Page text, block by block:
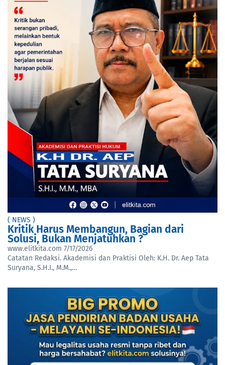
( NEWS )
Kritik Harus Membangun, Bagian dari
Solusi, Bukan Menjatuhkan ?
www.elitkita.com 7/17/2026
Catatan Redaksi. Akademisi dan Praktisi Oleh: K.H. Dr. Aep Tata
Suryana, S.H.I., M.M.,…